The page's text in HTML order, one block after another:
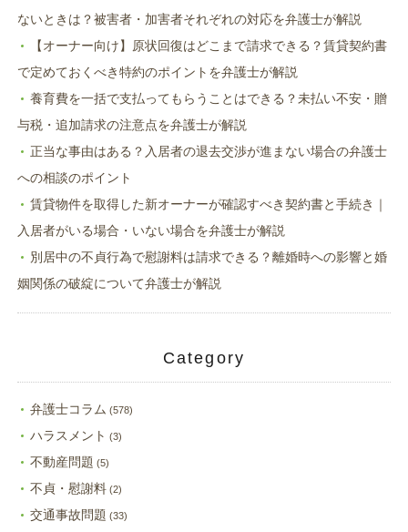
ないときは？被害者・加害者それぞれの対応を弁護士が解説
【オーナー向け】原状回復はどこまで請求できる？賃貸契約書
で定めておくべき特約のポイントを弁護士が解説
養育費を一括で支払ってもらうことはできる？未払い不安・贈
与税・追加請求の注意点を弁護士が解説
正当な事由はある？入居者の退去交渉が進まない場合の弁護士
への相談のポイント
賃貸物件を取得した新オーナーが確認すべき契約書と手続き｜
入居者がいる場合・いない場合を弁護士が解説
別居中の不貞行為で慰謝料は請求できる？離婚時への影響と婚
姻関係の破綻について弁護士が解説
Category
弁護士コラム (578)
ハラスメント (3)
不動産問題 (5)
不貞・慰謝料(2)
交通事故問題 (33)